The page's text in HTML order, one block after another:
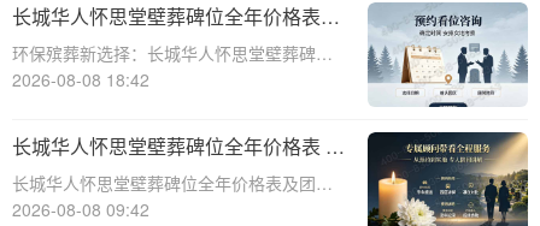
长城华人怀思堂壁葬碑位全年价格表及
团购专属折扣福利详解
环保殡葬新选择：长城华人怀思堂壁葬碑位
价格及团购福利全解析☎ 华人怀思堂电
日益细致，壁葬作为一种绿色、节地的殡葬
方式逐渐走进大众视野。长城华人怀思
2026-08-08 18:42
长城华人怀思堂壁葬碑位全年价格表 团
购享专属折扣福利详解
长城华人怀思堂壁葬碑位全年价格表及团购
专属折扣福利详解☎ 华人怀思堂电话:400-
2026-08-08 09:42